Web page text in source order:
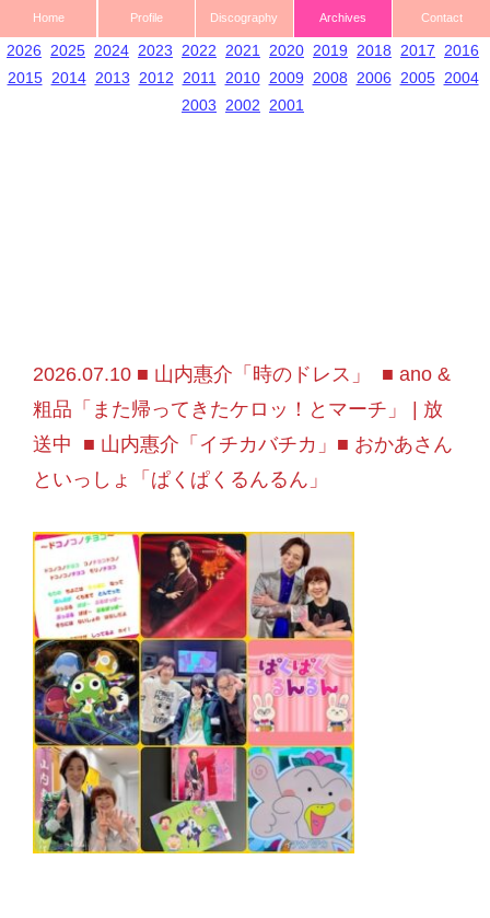
2026 2025 2024 2023 2022 2021 2020 2019 2018 2017
2016
2015 2014 2013 2012 2011 2010 2009 2008 2006 2005 2004
2003
2002 2001
Home Profile Discography Archives Contact
2026.07.10 ■ 山内惠介「時のドレス」 ■ ano &
粗品「また帰ってきたケロッ！とマーチ」 | 放
送中 ■ 山内惠介「イチカバチカ」■ おかあさん
といっしょ「ぱくぱくるんるん」